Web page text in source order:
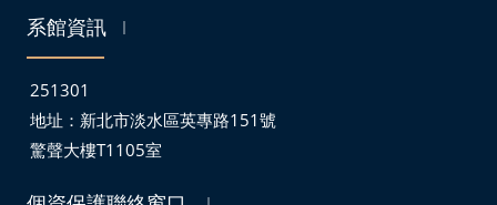
系館資訊 ｜
251301
地址： 新北市淡水區英專路151號
驚聲大樓T1105室